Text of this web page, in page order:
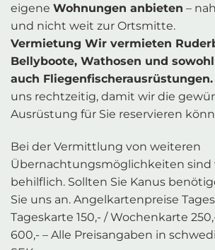
eigene Wohnungen anbieten –
und nicht weit zur Ortsmitte.
Vermietung Wir vermieten
Bellyboote, Wathosen und
auch Fliegenfischerausrüstungen.
uns rechtzeitig, damit wir die
Ausrüstung für Sie reservieren
Bei der Vermittlung von weiteren
Übernachtungsmöglichkeiten sind
behilflich. Sollten Sie Kanus
Sie uns an. Angelkartenpreise
Tageskarte 150,- / Wochenkarte
600,- – Alle Preisangaben in